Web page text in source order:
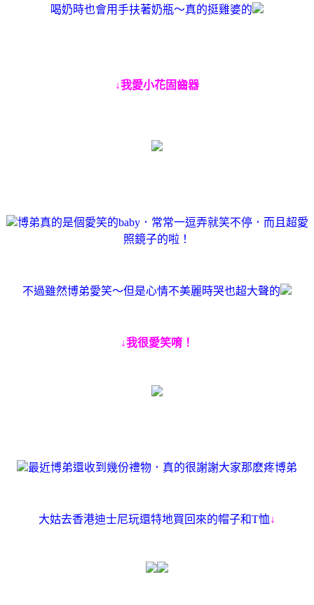
喝奶時也會用手扶著奶瓶～真的挺雞婆的
↓我愛小花固齒器
博弟真的是個愛笑的baby．常常一逗弄就笑不停．而且超愛
照鏡子的啦！
不過雖然博弟愛笑～但是心情不美麗時哭也超大聲的
↓我很愛笑唷！
最近博弟還收到幾份禮物．真的很謝謝大家那麽疼博弟
大姑去香港迪士尼玩還特地買回來的帽子和T恤↓